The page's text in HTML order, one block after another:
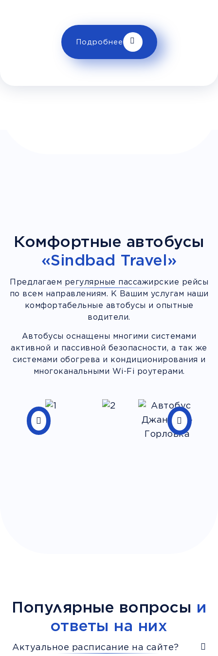
Телевизор Комфорт
Wi-Fi
Климат контроль
Подробнее
Комфортные автобусы
«Sindbad Travel»
Предлагаем регулярные пассажирские рейсы
по всем направлениям. К Вашим услугам наши
комфортабельные автобусы и опытные
водители.
Автобусы оснащены многими системами
активной и пассивной безопасности, а так же
системами обогрева и кондиционирования и
многоканальными Wi-Fi роутерами.
Популярные вопросы и
ответы на них
Актуальное расписание на сайте?